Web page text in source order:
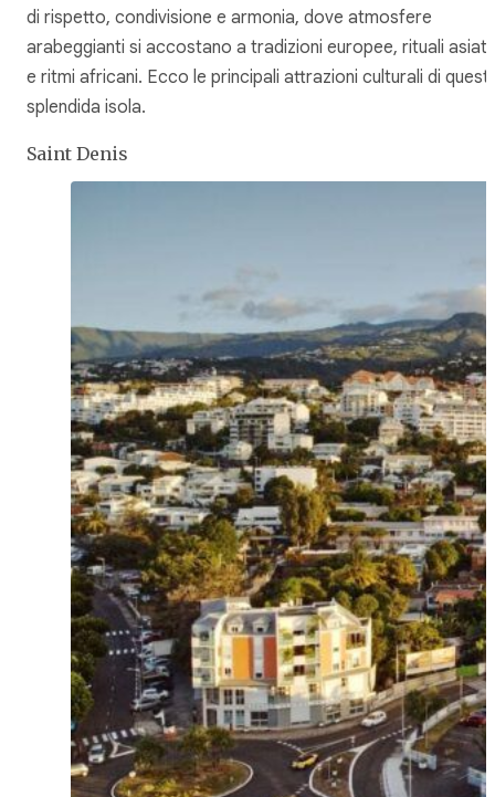
di rispetto, condivisione e armonia, dove atmosfere
arabeggianti si accostano a tradizioni europee, rituali
e ritmi africani. Ecco le principali attrazioni culturali di
splendida isola.
Saint Denis